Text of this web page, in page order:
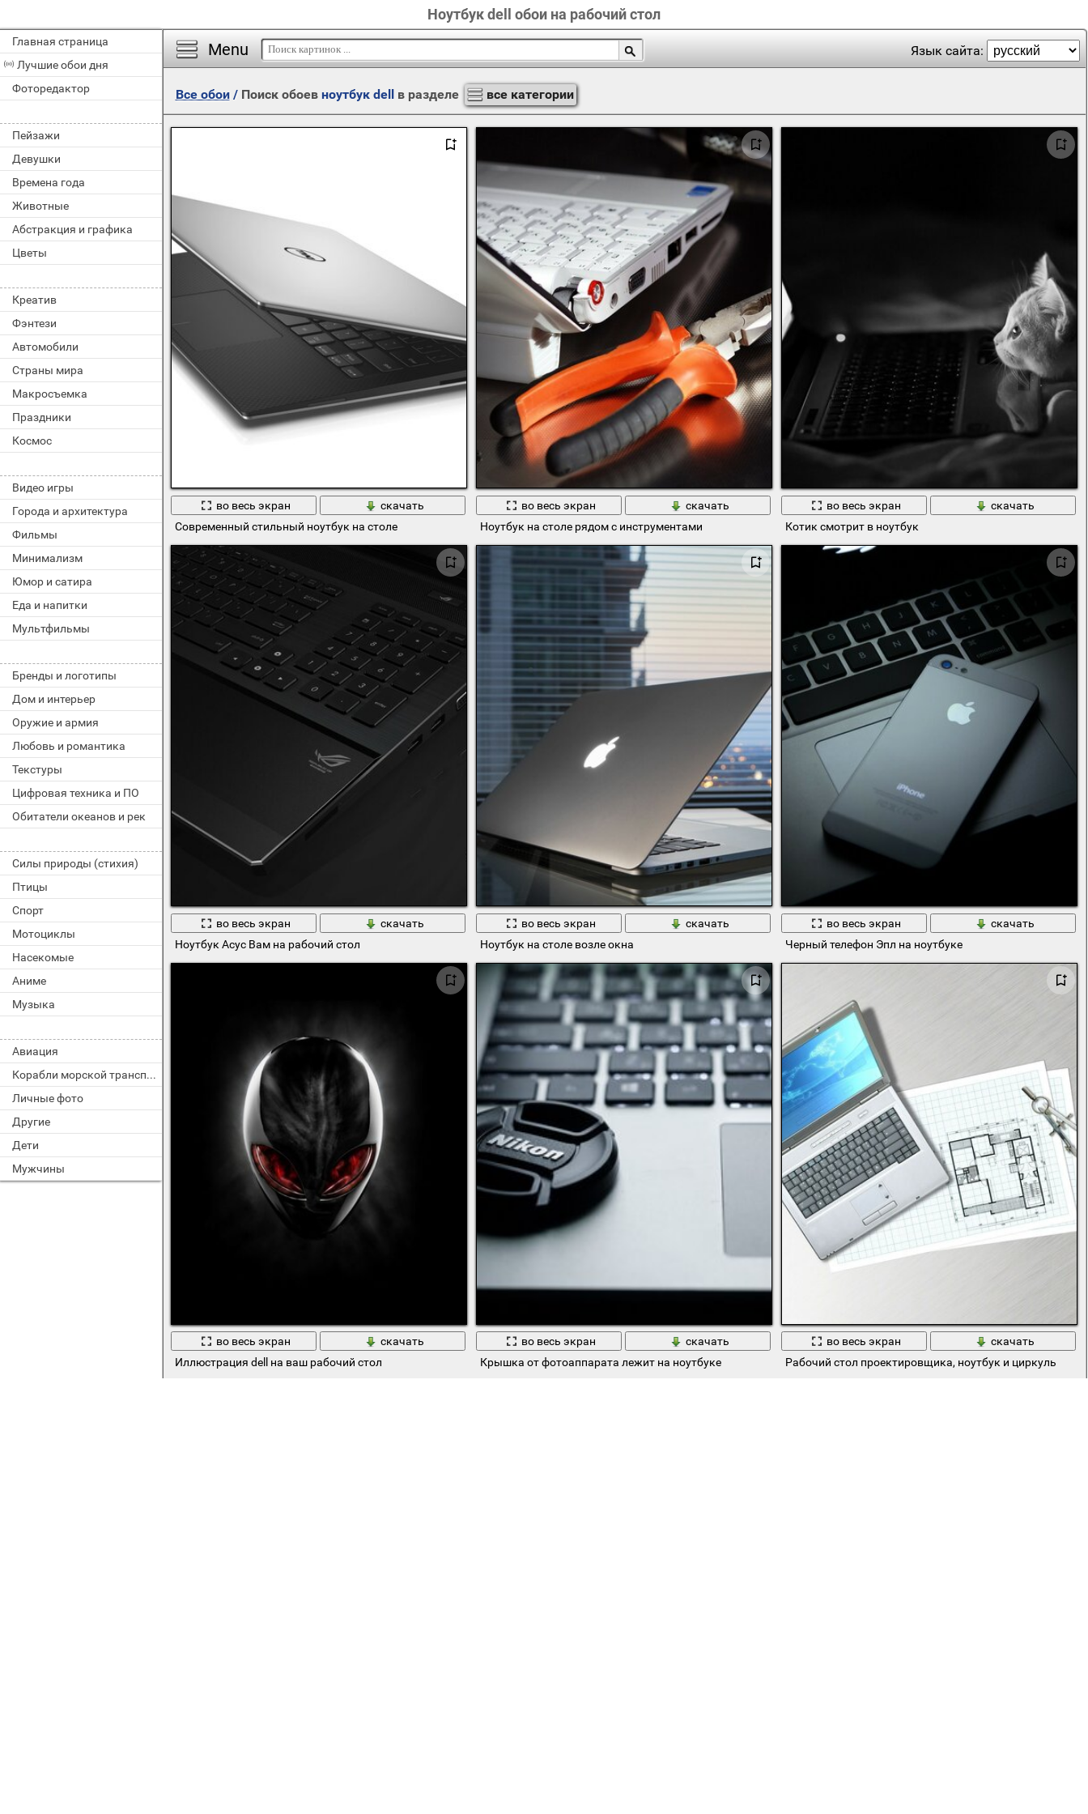
Ноутбук dell обои на рабочий стол
Главная страница
Лучшие обои дня
Фоторедактор
Пейзажи
Девушки
Времена года
Животные
Абстракция и графика
Цветы
Креатив
Фэнтези
Автомобили
Страны мира
Макросъемка
Праздники
Космос
Видео игры
Города и архитектура
Фильмы
Минимализм
Юмор и сатира
Еда и напитки
Мультфильмы
Бренды и логотипы
Дом и интерьер
Оружие и армия
Любовь и романтика
Текстуры
Цифровая техника и ПО
Обитатели океанов и рек
Силы природы (стихия)
Птицы
Спорт
Мотоциклы
Насекомые
Аниме
Музыка
Авиация
Корабли морской транспорт
Личные фото
Другие
Дети
Мужчины
Menu Язык сайта:
Все обои/ Поиск обоев ноутбук dellв разделе все категории
во весь экран
скачать
Современный стильный ноутбук на столе
во весь экран
скачать
Ноутбук на столе рядом с инструментами
во весь экран
скачать
Котик смотрит в ноутбук
во весь экран
скачать
Ноутбук Асус Вам на рабочий стол
во весь экран
скачать
Ноутбук на столе возле окна
во весь экран
скачать
Черный телефон Эпл на ноутбуке
во весь экран
скачать
Иллюстрация dell на ваш рабочий стол
во весь экран
скачать
Крышка от фотоаппарата лежит на ноутбуке
во весь экран
скачать
Рабочий стол проектировщика, ноутбук и циркуль